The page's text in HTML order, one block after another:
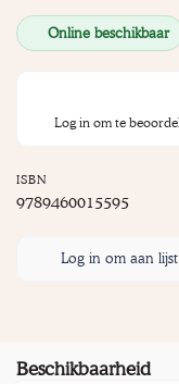
Online beschikbaar
Log in om te
ISBN
9789460015595
Log in om aan
Beschikbaarheid